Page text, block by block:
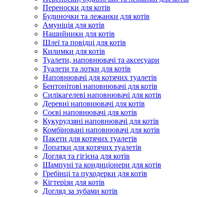
Переноски для котів
Будиночки та лежанки для котів
Амуніція для котів
Нашийники для котів
Шлеї та повідці для котів
Килимки для котів
Туалети, наповнювачі та аксесуари
Туалети та лотки для котів
Наповнювачі для котячих туалетів
Бентонітові наповнювачі для котів
Силікагелеві наповнювачі для котів
Деревні наповнювачі для котів
Соєві наповнювачі для котів
Кукурудзяні наповнювачі для котів
Комбіновані наповнювачі для котів
Пакети для котячих туалетів
Лопатки для котячих туалетів
Догляд та гігієна для котів
Шампуні та кондиціонери для котів
Гребінці та пуходерки для котів
Кігтерізи для котів
Догляд за зубами котів